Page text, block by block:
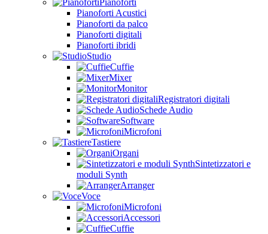
Pianoforti Acustici
Pianoforti da palco
Pianoforti digitali
Pianoforti ibridi
Studio
Cuffie
Mixer
Monitor
Registratori digitali
Schede Audio
Software
Microfoni
Tastiere
Organi
Sintetizzatori e
moduli Synth
Arranger
Voce
Microfoni
Accessori
Cuffie